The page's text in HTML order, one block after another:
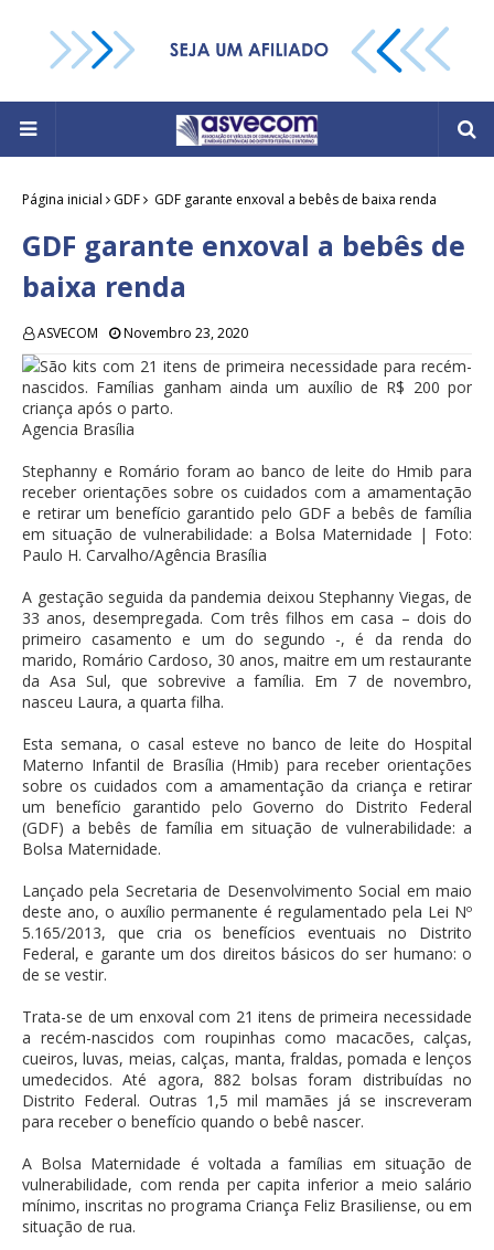
Página inicial GDF GDF garante enxoval a bebês de baixa renda
GDF garante enxoval a bebês de
baixa renda
ASVECOM Novembro 23, 2020
São kits com 21 itens de primeira necessidade para recém-
nascidos. Famílias ganham ainda um auxílio de R$ 200 por
criança após o parto.
Agencia Brasília
Stephanny e Romário foram ao banco de leite do Hmib para
receber orientações sobre os cuidados com a amamentação
e retirar um benefício garantido pelo GDF a bebês de família
em situação de vulnerabilidade: a Bolsa Maternidade | Foto:
Paulo H. Carvalho/Agência Brasília
A gestação seguida da pandemia deixou Stephanny Viegas, de
33 anos, desempregada. Com três filhos em casa – dois do
primeiro casamento e um do segundo -, é da renda do
marido, Romário Cardoso, 30 anos, maitre em um restaurante
da Asa Sul, que sobrevive a família. Em 7 de novembro,
nasceu Laura, a quarta filha.
Esta semana, o casal esteve no banco de leite do Hospital
Materno Infantil de Brasília (Hmib) para receber orientações
sobre os cuidados com a amamentação da criança e retirar
um benefício garantido pelo Governo do Distrito Federal
(GDF) a bebês de família em situação de vulnerabilidade: a
Bolsa Maternidade.
Lançado pela Secretaria de Desenvolvimento Social em maio
deste ano, o auxílio permanente é regulamentado pela Lei Nº
5.165/2013, que cria os benefícios eventuais no Distrito
Federal, e garante um dos direitos básicos do ser humano: o
de se vestir.
Trata-se de um enxoval com 21 itens de primeira necessidade
a recém-nascidos com roupinhas como macacões, calças,
cueiros, luvas, meias, calças, manta, fraldas, pomada e lenços
umedecidos. Até agora, 882 bolsas foram distribuídas no
Distrito Federal. Outras 1,5 mil mamães já se inscreveram
para receber o benefício quando o bebê nascer.
A Bolsa Maternidade é voltada a famílias em situação de
vulnerabilidade, com renda per capita inferior a meio salário
mínimo, inscritas no programa Criança Feliz Brasiliense, ou em
situação de rua.